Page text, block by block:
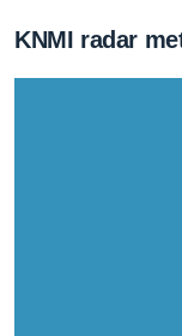
KNMI radar